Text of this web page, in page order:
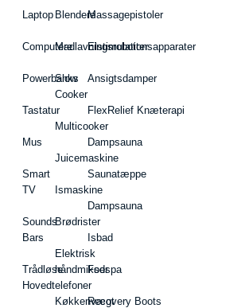
Laptop
Computere
Powerbanks
Tastatur
Mus
Smart
TV
Sounds
Bars
Trådløse
Hovedtelefoner
Blendere
Madlavningsrobotter
Slow
Cooker
Multicooker
Juicemaskine
Ismaskine
Brødrister
Elektrisk
håndmikser
Køkkenvægt
Massagepistoler
Elstimulationsapparater
Ansigtsdamper
FlexRelief Knæterapi
Dampsauna
Saunatæppe
Dampsauna
Isbad
Fodspa
Recovery Boots